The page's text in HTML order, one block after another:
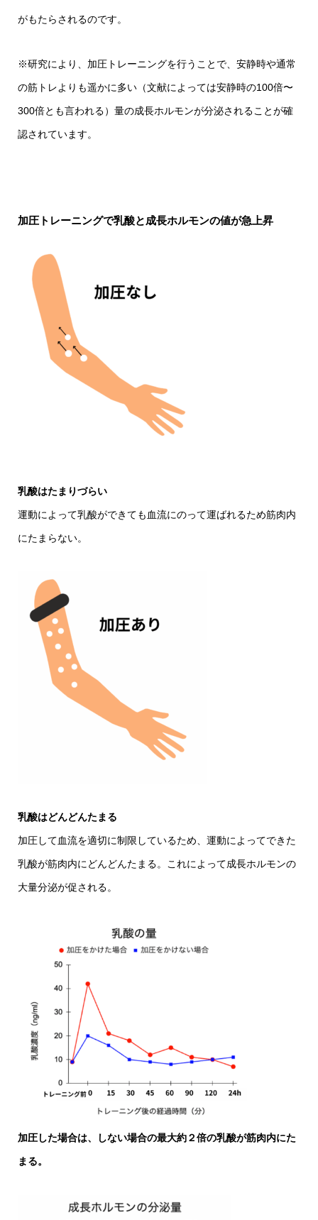
がもたらされるのです。
※研究により、加圧トレーニングを行うことで、安静時や通常
の筋トレよりも遥かに多い（文献によっては安静時の100倍〜
300倍とも言われる）量の成長ホルモンが分泌されることが確
認されています。
加圧トレーニングで乳酸と成長ホルモンの値が急上昇
乳酸はたまりづらい
運動によって乳酸ができても血流にのって運ばれるため筋肉内
にたまらない。
乳酸はどんどんたまる
加圧して血流を適切に制限しているため、運動によってできた
乳酸が筋肉内にどんどんたまる。これによって成長ホルモンの
大量分泌が促される。
加圧した場合は、しない場合の最大約２倍の乳酸が筋肉内にた
まる。